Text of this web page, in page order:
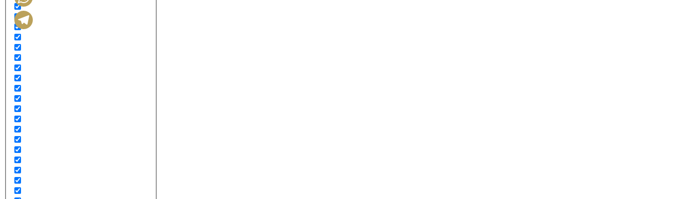
WhatsApp
Telegram